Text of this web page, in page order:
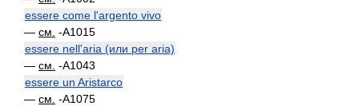
essere come l'argento vivo
— см. -A1015
essere nell'aria (или per aria)
— см. -A1043
essere un Aristarco
— см. -A1075